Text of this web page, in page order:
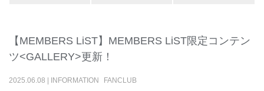
【MEMBERS LiST】MEMBERS LiST限定コンテン
ツ<GALLERY>更新！
2025.06.08 INFORMATION FANCLUB